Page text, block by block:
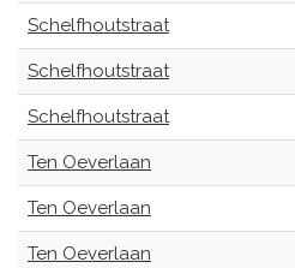
Schelfhoutstraat
Schelfhoutstraat
Schelfhoutstraat
Ten Oeverlaan
Ten Oeverlaan
Ten Oeverlaan